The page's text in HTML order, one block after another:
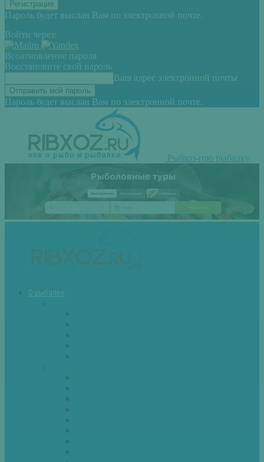
Пароль будет выслан Вам по электронной почте.
Войти через:
Всоатновление пароля
Восстановите свой пароль
Ваш адрес электронной почты
Пароль будет выслан Вам по электронной почте.
Рыбхоз-про рыбалку
О рыбалке